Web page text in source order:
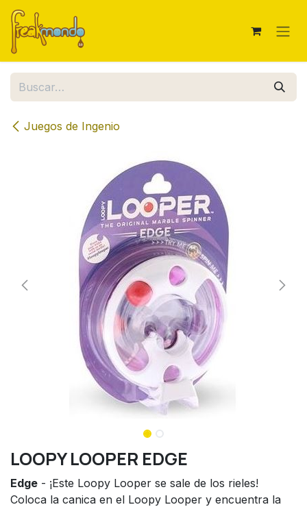
Ir al contenido
Juegos de Ingenio
LOOPY LOOPER EDGE
Edge - ¡Este Loopy Looper se sale de los rieles!
Coloca la canica en el Loopy Looper y encuentra la